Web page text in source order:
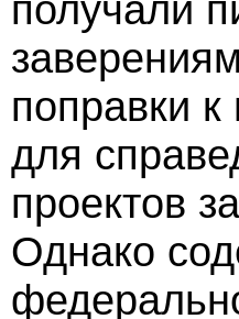
поправки
для
проектов
Однако